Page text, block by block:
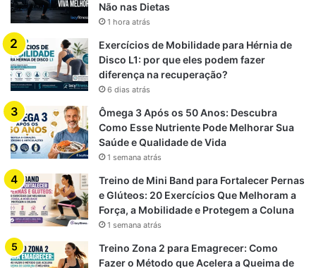
Não nas Dietas
1 hora atrás
Exercícios de Mobilidade para Hérnia de
Disco L1: por que eles podem fazer
diferença na recuperação?
6 dias atrás
Ômega 3 Após os 50 Anos: Descubra
Como Esse Nutriente Pode Melhorar Sua
Saúde e Qualidade de Vida
1 semana atrás
Treino de Mini Band para Fortalecer Pernas
e Glúteos: 20 Exercícios Que Melhoram a
Força, a Mobilidade e Protegem a Coluna
1 semana atrás
Treino Zona 2 para Emagrecer: Como
Fazer o Método que Acelera a Queima de